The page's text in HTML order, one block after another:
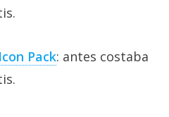
Pack: antes costaba